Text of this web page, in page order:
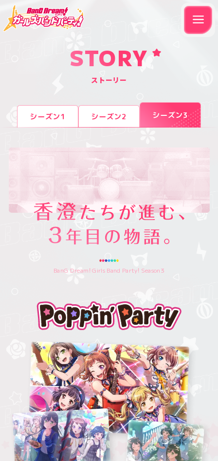
STORY
ストーリー
シーズン1 シーズン2 シーズン3
BanG Dream! Girls Band Party! Season3